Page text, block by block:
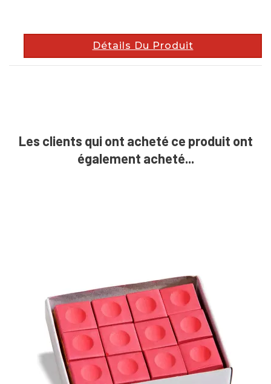
Détails Du Produit
Les clients qui ont acheté ce produit ont
également acheté...